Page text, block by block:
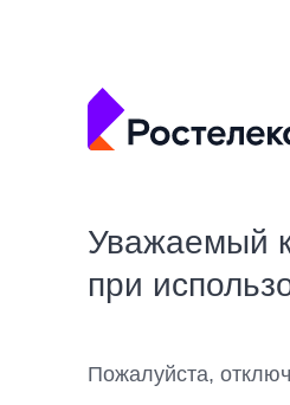
Уважаемый
при
Пожалуйста,